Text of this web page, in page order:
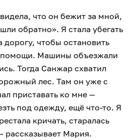
что он бежит за мной,
обратно». Я стала убегать
чтобы остановить
Машины объезжали
Тогда Санжар схватил
лес. Там он уже с
приставать ко мне —
под одежду, ещё что-то. Я
кричать, старалась
рассказывает Мария.